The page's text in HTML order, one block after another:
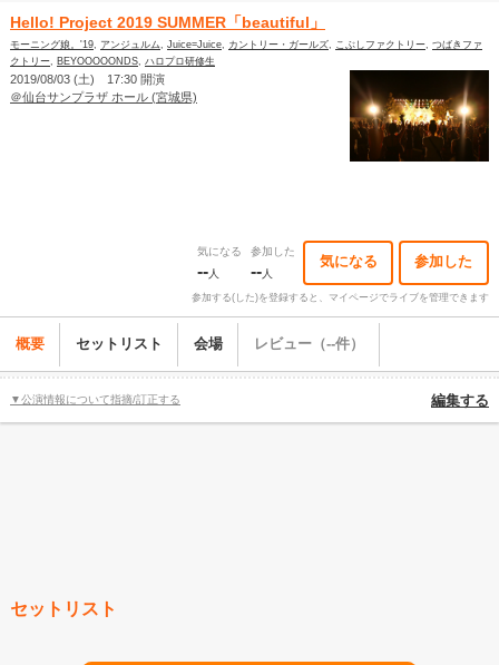
Hello! Project 2019 SUMMER「beautiful」
モーニング娘。'19, アンジュルム, Juice=Juice, カントリー・ガールズ, こぶしファクトリー, つばきファ
クトリー, BEYOOOOONDS, ハロプロ研修生
2019/08/03 (土) 17:30 開演
＠仙台サンプラザ ホール (宮城県)
気になる
--人
参加した
--人
気になる 参加した
参加する(した)を登録すると、マイページでライブを管理できます
概要 セットリスト 会場 レビュー（--件）
▼公演情報について指摘/訂正する 編集する
セットリスト